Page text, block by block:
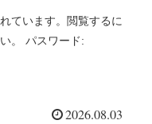
ています。閲覧するに
。 パスワード:
2026.08.03